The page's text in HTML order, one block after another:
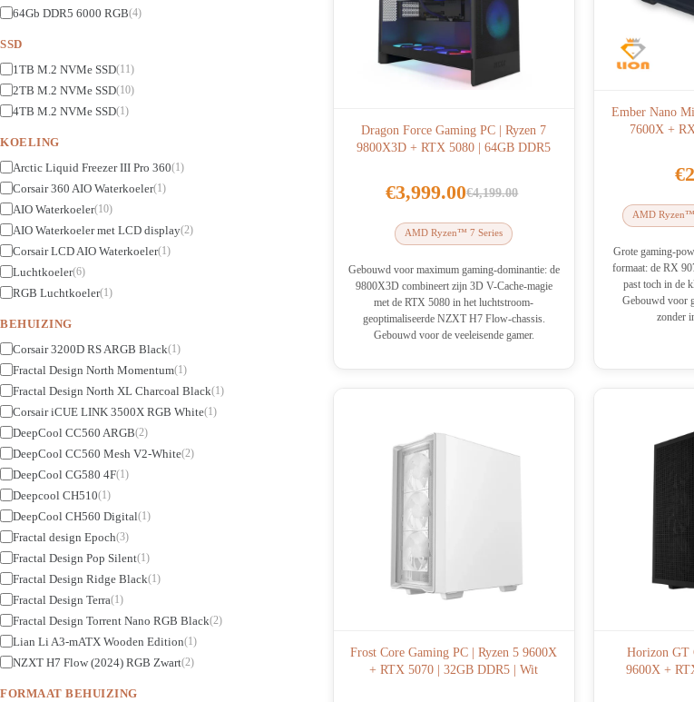
Dragon Force Gaming PC | Ryzen 7
9800X3D + RTX 5080 | 64GB DDR5
€4,199.00
Oorspronkelijke
prijs
was:
€4,199.00.
€3,999.00Huidige
prijs
is:
€3,999.00.
AMD Ryzen™ 7 Series
Gebouwd voor maximum gaming-dominantie: de
9800X3D combineert zijn 3D V-Cache-magie
met de RTX 5080 in het luchtstroom-
geoptimaliseerde NZXT H7 Flow-chassis.
Gebouwd voor de veeleisende gamer.
Ember Nano
7600X +
€
AMD Ryzen™
Grote gaming-
formaat: de RX
past toch in de
Gebouwd voor
zonder
Frost Core Gaming PC | Ryzen 5 9600X
+ RTX 5070 | 32GB DDR5 | Wit
Horizon GT
9600X +
64Gb DDR5 6000 RGB(4)
SSD
1TB M.2 NVMe SSD(11)
2TB M.2 NVMe SSD(10)
4TB M.2 NVMe SSD(1)
KOELING
Arctic Liquid Freezer III Pro 360(1)
Corsair 360 AIO Waterkoeler(1)
AIO Waterkoeler(10)
AIO Waterkoeler met LCD display(2)
Corsair LCD AIO Waterkoeler(1)
Luchtkoeler(6)
RGB Luchtkoeler(1)
BEHUIZING
Corsair 3200D RS ARGB Black(1)
Fractal Design North Momentum(1)
Fractal Design North XL Charcoal Black(1)
Corsair iCUE LINK 3500X RGB White(1)
DeepCool CC560 ARGB(2)
DeepCool CC560 Mesh V2-White(2)
DeepCool CG580 4F(1)
Deepcool CH510(1)
DeepCool CH560 Digital(1)
Fractal design Epoch(3)
Fractal Design Pop Silent(1)
Fractal Design Ridge Black(1)
Fractal Design Terra(1)
Fractal Design Torrent Nano RGB Black(2)
Lian Li A3-mATX Wooden Edition(1)
NZXT H7 Flow (2024) RGB Zwart(2)
FORMAAT BEHUIZING